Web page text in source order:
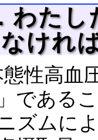
わたし
けれ
態性高血
である
ズムに